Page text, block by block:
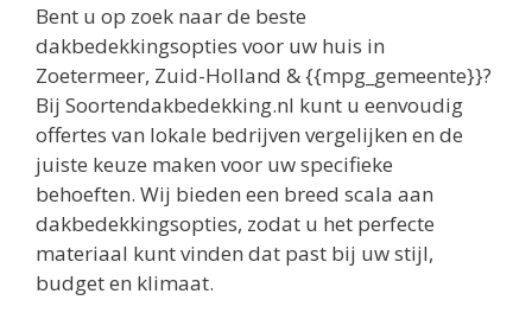
Bent u op zoek naar de beste
dakbedekkingsopties voor uw huis in
Zoetermeer, Zuid-Holland & {{mpg_gemeente}}?
Bij Soortendakbedekking.nl kunt u eenvoudig
offertes van lokale bedrijven vergelijken en de
juiste keuze maken voor uw specifieke
behoeften. Wij bieden een breed scala aan
dakbedekkingsopties, zodat u het perfecte
materiaal kunt vinden dat past bij uw stijl,
budget en klimaat.